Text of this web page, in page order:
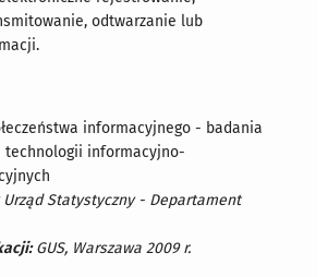
odtwarzanie lub
informacyjnego - badania
technologii informacyjno-
Urząd Statystyczny - Departament
GUS, Warszawa 2009 r.